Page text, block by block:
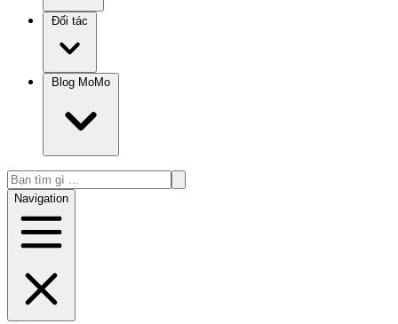
Đối tác
Blog MoMo
Navigation